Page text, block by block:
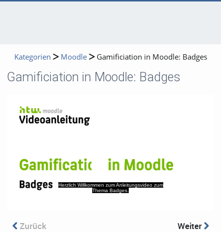
Kategorien Moodle Gamificiation in Moodle: Badges
Gamificiation in Moodle: Badges
Herzlich Willkommen zum Anleitungsvideo zum
Thema Badges.
Zurück Weiter